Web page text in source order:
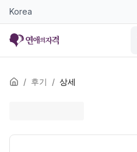
Korea
/ 후기 / 상세